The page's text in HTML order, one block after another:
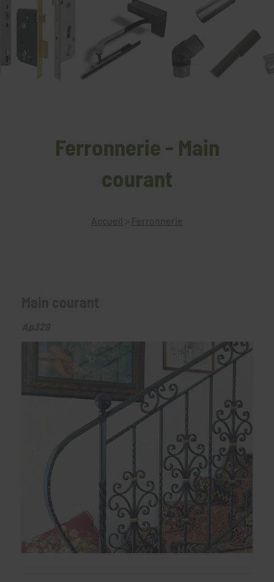
Ferronnerie - Main
courant
Accueil > Ferronnerie